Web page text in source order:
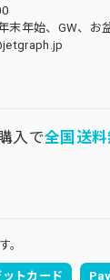
末年始、GW、お
入で全国送
。
ットカード